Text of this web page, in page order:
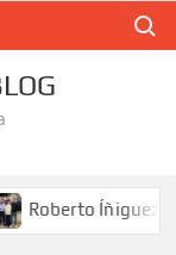
Íñiguez: «El